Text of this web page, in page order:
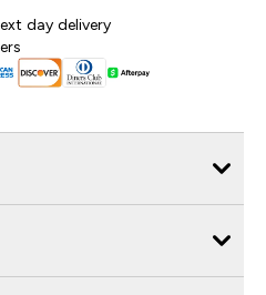
day delivery